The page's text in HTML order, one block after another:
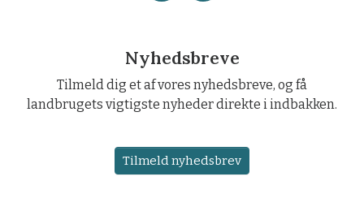
Nyhedsbreve
Tilmeld dig et af vores nyhedsbreve, og få
landbrugets vigtigste nyheder direkte i indbakken.
Tilmeld nyhedsbrev